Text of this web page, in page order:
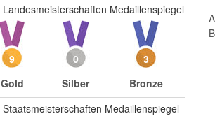
Landesmeisterschaften Medaillenspiegel
9
Gold
0
Silber
3
Bronze
Staatsmeisterschaften Medaillenspiegel